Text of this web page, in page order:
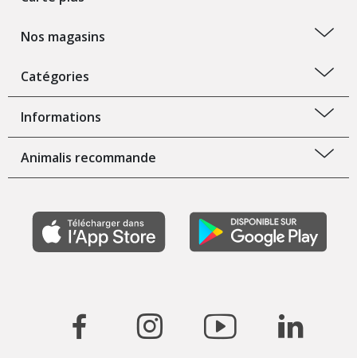
Nos magasins
Catégories
Informations
Animalis recommande